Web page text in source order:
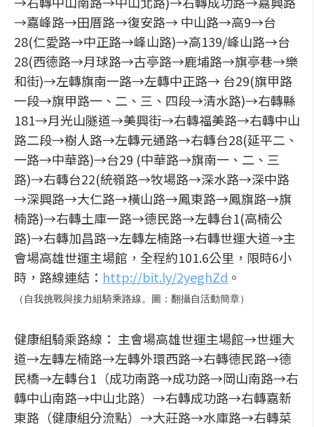
→嘉峰路→田厝路→復安路→ 中山路→高9→台
28(仁愛路→中正路→峰山路)→高139/峰山路→台
28(西德路→月球路→古亭路→鹿埔路→旗亭巷→樂
和街)→左轉旗南一路→左轉中正路→ 台29(旗甲路
一段→旗甲路一、二、三、四段→清水路)→右轉縣
181→月光山隧道→美興街→右轉福美路→右轉中山
路二段→樹人路→左轉元通路→右轉台28(延平二、
一路→中華路)→台29 (中華路→旗南一、二、三
路)→右轉台22(統嶺路→牧場路→深水路→深中路
→深興路→大仁路→橫山路→鳳東路→鳳旗路→旗
楠路)→右轉土庫一路→德民路→左轉台1(高楠公
路)→右轉加昌路→左轉左楠路→右轉世運大道→主
會場高雄世運主場館，全程約101.6公里，限時6小
時，路線連結： http://bit.ly/2yeghZd 。
（自我挑戰與接力組騎乘路線。圖：翻攝自活動簡章）
健康組騎乘路線： 主會場高雄世運主場館→世運大
道→左轉左楠路→左轉外環西路→右轉德民路→德
民橋→左轉台1（成功南路→成功路→岡山南路→右
轉中山南路→中山北路）→右轉成功路→右轉嘉新
東路（健康組分流點）→大莊路→水庫路→右轉菜